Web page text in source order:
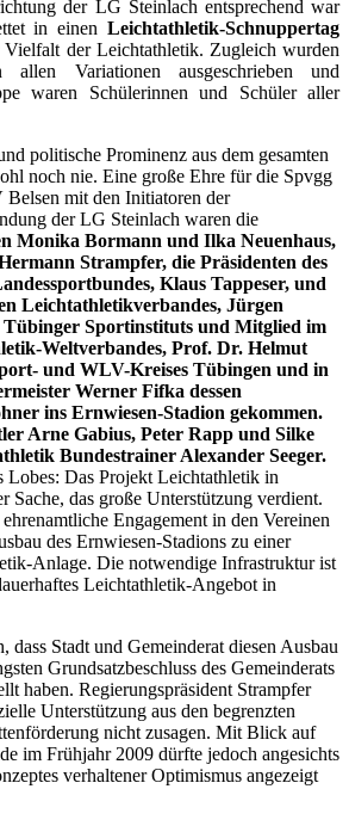
der LG Steinlach entsprechend war
in einen Leichtathletik-Schnuppertag
Vielfalt der Leichtathletik. Zugleich wurden
allen Variationen ausgeschrieben und
waren Schülerinnen und Schüler aller
politische Prominenz aus dem gesamten
noch nie. Eine große Ehre für die Spvgg
mit den Initiatoren der
der LG Steinlach waren die
Monika Bormann und Ilka Neuenhaus,
Strampfer, die Präsidenten des
Klaus Tappeser, und
Leichtathletikverbandes, Jürgen
Tübinger Sportinstituts und Mitglied im
Weltverbandes, Prof. Dr. Helmut
und WLV-Kreises Tübingen und in
Werner Fifka dessen
ins Ernwiesen-Stadion gekommen.
Arne Gabius, Peter Rapp und Silke
Bundestrainer Alexander Seeger.
Lobes: Das Projekt Leichtathletik in
Sache, das große Unterstützung verdient.
Engagement in den Vereinen
des Ernwiesen-Stadions zu einer
Anlage. Die notwendige Infrastruktur ist
Leichtathletik-Angebot in
dass Stadt und Gemeinderat diesen Ausbau
Grundsatzbeschluss des Gemeinderats
haben. Regierungspräsident Strampfer
Unterstützung aus den begrenzten
nicht zusagen. Mit Blick auf
im Frühjahr 2009 dürfte jedoch angesichts
verhaltener Optimismus angezeigt